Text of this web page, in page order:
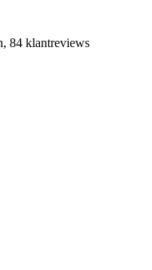
84 klantreviews